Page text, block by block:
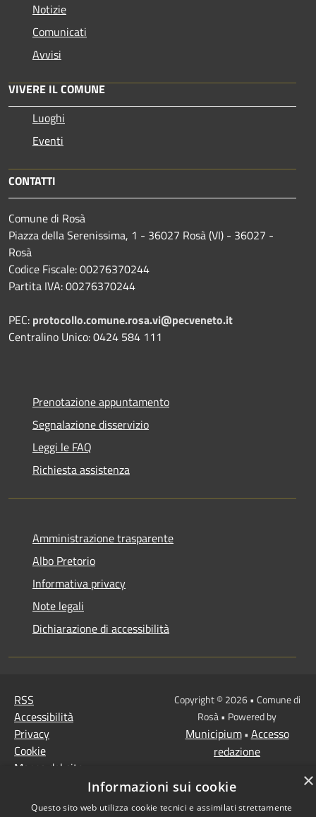
Notizie
Comunicati
Avvisi
VIVERE IL COMUNE
Luoghi
Eventi
CONTATTI
Comune di Rosà
Piazza della Serenissima, 1 - 36027 Rosà (VI) - 36027 -
Rosà
Codice Fiscale: 00276370244
Partita IVA: 00276370244
PEC: protocollo.comune.rosa.vi@pecveneto.it
Centralino Unico: 0424 584 111
Prenotazione appuntamento
Segnalazione disservizio
Leggi le FAQ
Richiesta assistenza
Amministrazione trasparente
Albo Pretorio
Informativa privacy
Note legali
Dichiarazione di accessibilità
RSS
Accessibilità
Privacy
Cookie
Mappa del sito
Copyright © 2026 • Comune di
Rosà • Powered by
Municipium• Accesso
redazione
×
Informazioni sui cookie
Questo sito web utilizza cookie tecnici e assimilati strettamente